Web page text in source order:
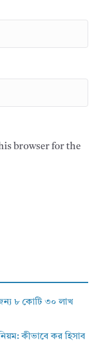
browser for the
জন্য ৮ কোটি ৩০ লাখ
কীভাবে কর হিসাব